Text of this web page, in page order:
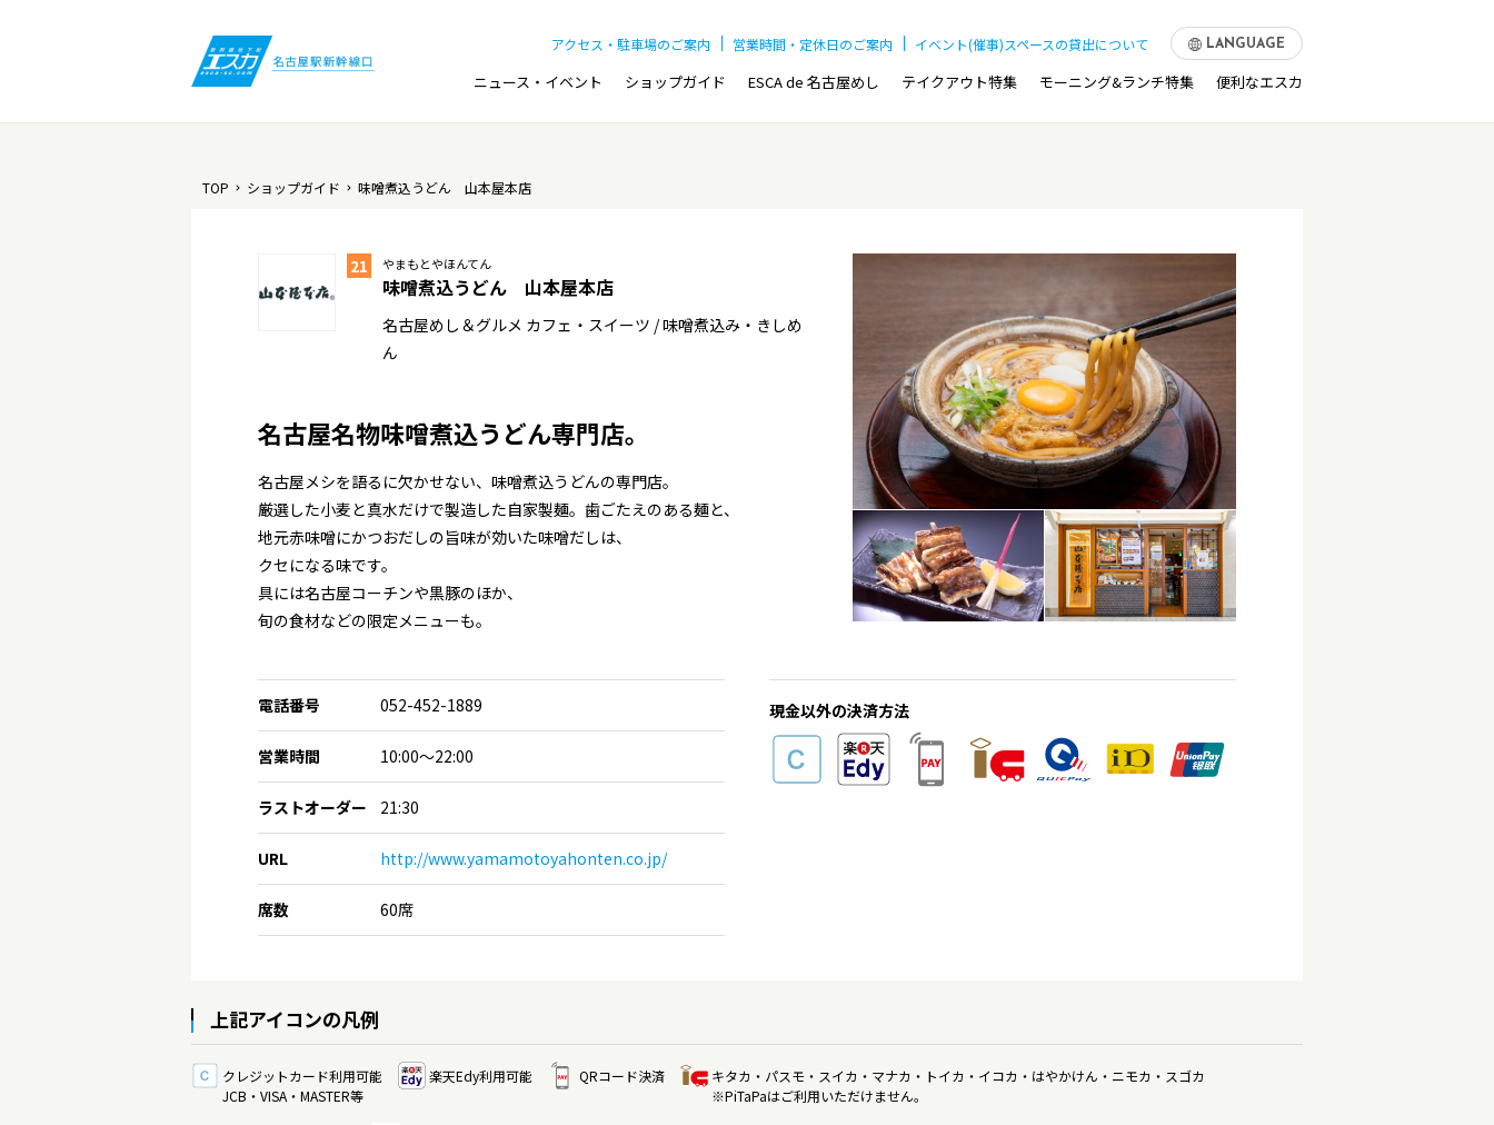
アクセス・駐車場のご案内 営業時間・定休日のご案内 イベント(催事)スペースの貸出について LANGUAGE
ニュース・イベント ショップガイド ESCA de 名古屋めし テイクアウト特集 モーニング&ランチ特集 便利なエスカ
TOP ショップガイド 味噌煮込うどん 山本屋本店
21 やまもとやほんてん
味噌煮込うどん 山本屋本店
名古屋めし＆グルメ カフェ・スイーツ / 味噌煮込み・きしめ
ん
名古屋名物味噌煮込うどん専門店。
名古屋メシを語るに欠かせない、味噌煮込うどんの専門店。
厳選した小麦と真水だけで製造した自家製麺。歯ごたえのある麺と、
地元赤味噌にかつおだしの旨味が効いた味噌だしは、
クセになる味です。
具には名古屋コーチンや黒豚のほか、
旬の食材などの限定メニューも。
電話番号 052-452-1889
営業時間 10:00～22:00
ラストオーダー 21:30
URL http://www.yamamotoyahonten.co.jp/
席数 60席
現金以外の決済方法
上記アイコンの凡例
クレジットカード利用可能
JCB・VISA・MASTER等
楽天Edy利用可能 QRコード決済 キタカ・パスモ・スイカ・マナカ・トイカ・イコカ ・はやかけん・ニモカ・スゴカ
※PiTaPaはご利用いただけません。